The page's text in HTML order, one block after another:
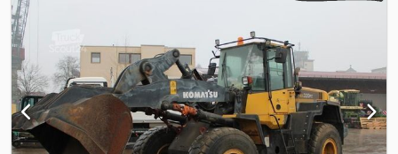
oder 8.000 Betriebsstunden Schaufel komplett überholt für über
8.000,- Euro, neuwertig inkl. Zähnen Schaufel mit Zähnen 3,20m
breit ca. 5m³ CDC Steuerung (Joysticklenkung) Volvo Waage
Volvo Co-Pilot Klimaanlage Automatik Zentralschmieranlage
Arbeitsscheinwerfer vorne und hinten LED BSS
Hubschwingendämpfung Csdozr I S Ajpfx Akkorf OptiShift
beheizte und elektrische Spiegel Fahrer Komfortsitz mit Lüftung
und Heizung Radio Bridgestone 2 Stern Felsreifen 60% gut